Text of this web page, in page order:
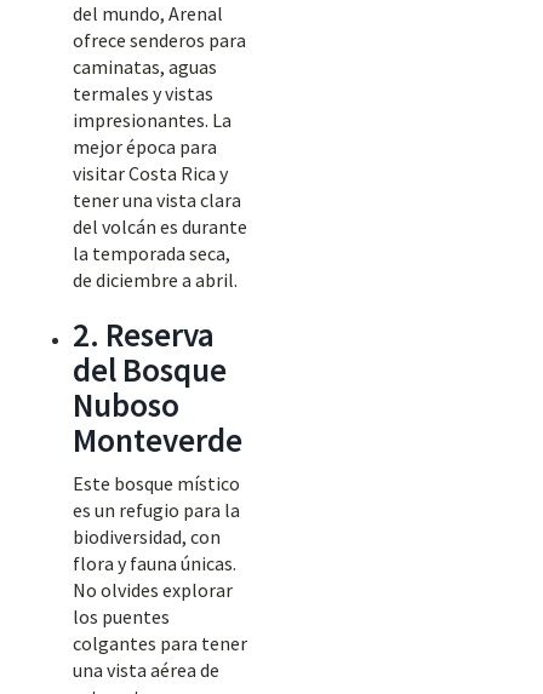
del mundo, Arenal
ofrece senderos para
caminatas, aguas
termales y vistas
impresionantes. La
mejor época para
visitar Costa Rica y
tener una vista clara
del volcán es durante
la temporada seca,
de diciembre a abril.
2. Reserva
del Bosque
Nuboso
Monteverde
Este bosque místico
es un refugio para la
biodiversidad, con
flora y fauna únicas.
No olvides explorar
los puentes
colgantes para tener
una vista aérea de